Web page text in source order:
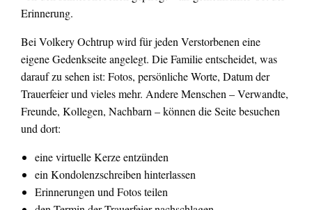
Erinnerung.
Bei Volkery Ochtrup wird für jeden Verstorbenen eine
eigene Gedenkseite angelegt. Die Familie entscheidet, was
darauf zu sehen ist: Fotos, persönliche Worte, Datum der
Trauerfeier und vieles mehr. Andere Menschen – Verwandte,
Freunde, Kollegen, Nachbarn – können die Seite besuchen
und dort:
eine virtuelle Kerze entzünden
ein Kondolenzschreiben hinterlassen
Erinnerungen und Fotos teilen